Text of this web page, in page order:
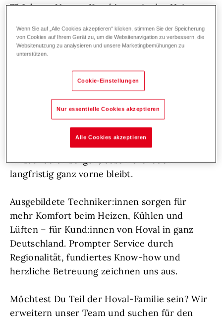
75 Jahren. Unsere Kund:innen in der Heiz-
Lösungen und exzellenten Service,
deutschland- und weltweit. Denn wir bei
Wir wachsen weiter und suchen zur
Unterstützung aufgeschlossene
Persönlichkeiten, die sich voller Herzblut um
ihre Aufgaben kümmern, frische Impulse
setzen und durch ihren vorausschauenden
Einsatz dafür sorgen, dass Hoval auch
langfristig ganz vorne bleibt.
Ausgebildete Techniker:innen sorgen für
mehr Komfort beim Heizen, Kühlen und
Lüften – für Kund:innen von Hoval in ganz
Deutschland. Prompter Service durch
Regionalität, fundiertes Know-how und
herzliche Betreuung zeichnen uns aus.
Möchtest Du Teil der Hoval-Familie sein? Wir
erweitern unser Team und suchen für den
Wenn Sie auf „Alle Cookies akzeptieren“ klicken, stimmen Sie der Speicherung
von Cookies auf Ihrem Gerät zu, um die Websitenavigation zu verbessern, die
Websitenutzung zu analysieren und unsere Marketingbemühungen zu
unterstützen.
Cookie-Einstellungen
Nur essentielle Cookies akzeptieren
Alle Cookies akzeptieren